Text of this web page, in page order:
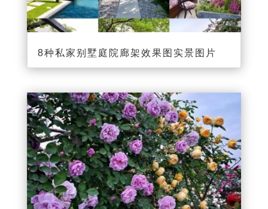
8种私家别墅庭院廊架效果图实景图片